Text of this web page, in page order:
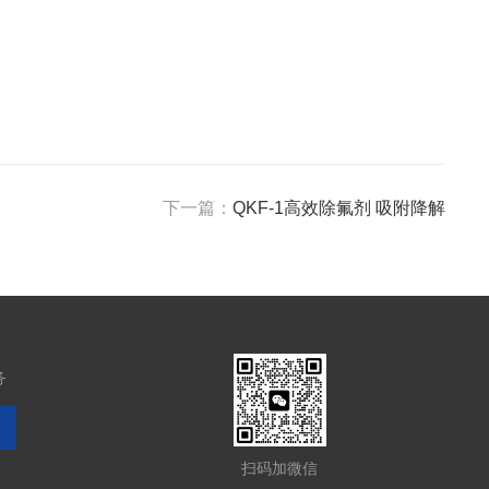
下一篇： QKF-1高效除氟剂 吸附降解
扫码加微信